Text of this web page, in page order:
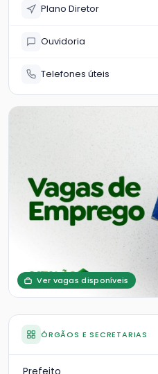
Plano Diretor
Ouvidoria
Telefones úteis
Ver vagas disponíveis
ÓRGÃOS E SECRETARIAS
Prefeito